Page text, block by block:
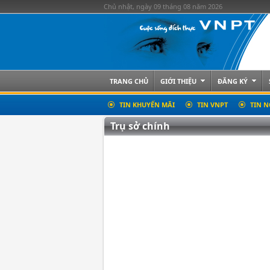
Chủ nhật, ngày 09 tháng 08 năm 2026
TRANG CHỦ GIỚI THIỆU ĐĂNG KÝ
TIN KHUYẾN MÃI TIN VNPT TIN
Trụ sở chính